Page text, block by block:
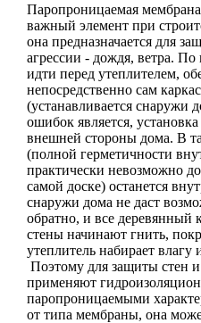
Паропроницаемая
важный элемент при
она предназначается для
агрессии - дождя, ветра.
идти перед утеплителем,
непосредственно сам
(устанавливается снаружи
ошибок является,
внешней стороны дома. В
(полной герметичности
практически невозможно
самой доске) останется
снаружи дома не даст
обратно, и все деревянный
стены начинают гнить,
утеплитель набирает влагу
Поэтому для защиты стен
применяют
паропроницаемыми
от типа мембраны, она